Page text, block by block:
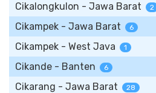
Cikalongkulon - Jawa Barat 2
Cikampek - Jawa Barat 6
Cikampek - West Java 1
Cikande - Banten 6
Cikarang - Jawa Barat 28